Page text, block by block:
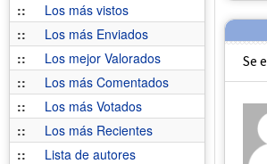
::
Los más vistos
::
Los más Enviados
::
Los mejor Valorados
::
Los más Comentados
::
Los más Votados
::
Los más Recientes
::
Lista de autores
Se